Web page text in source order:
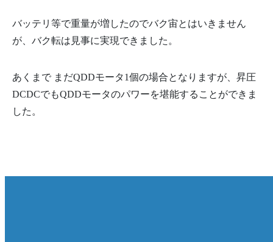
バッテリ等で重量が増したのでバク宙とはいきません
が、バク転は見事に実現できました。
あくまで まだQDDモータ1個の場合となりますが、昇圧
DCDCでもQDDモータのパワーを堪能することができま
した。